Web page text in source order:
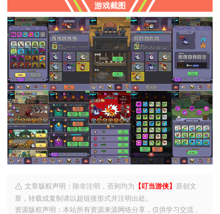
游戏截图
文章版权声明：除非注明，否则均为 【叮当游侠】
原创文
章，转载或复制请以超链接形式并注明出处。
资源版权声明：本站所有资源来源网络分享，仅供学习交流，